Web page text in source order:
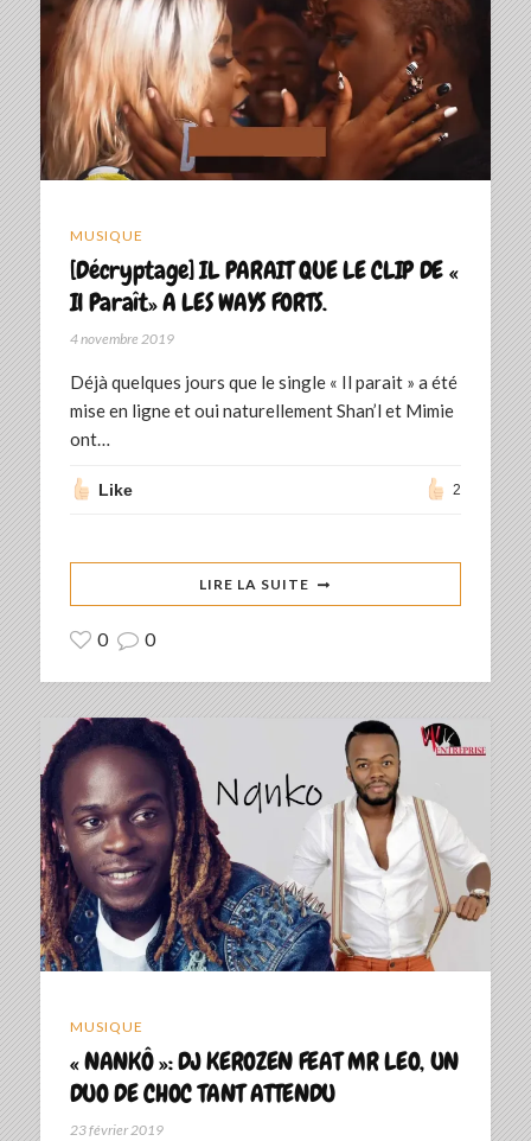
MUSIQUE
[Décryptage] IL PARAIT QUE LE CLIP DE «
Il Paraît» A LES WAYS FORTS.
4 novembre 2019
Déjà quelques jours que le single « Il parait » a été
mise en ligne et oui naturellement Shan’l et Mimie
ont…
Like 2
LIRE LA SUITE
0 0
MUSIQUE
« NANKÔ »: DJ KEROZEN FEAT MR LEO, UN
DUO DE CHOC TANT ATTENDU
23 février 2019